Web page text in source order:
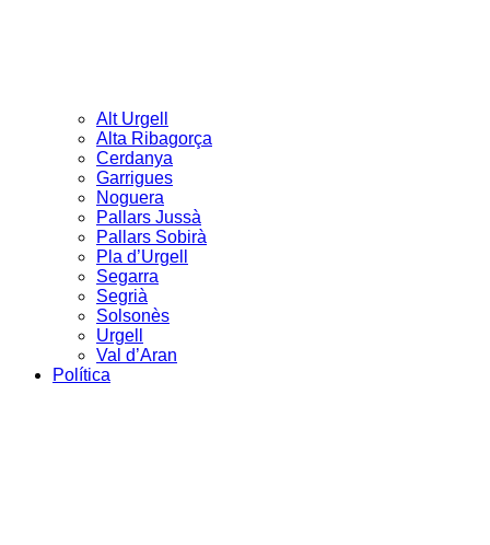
Alt Urgell
Alta Ribagorça
Cerdanya
Garrigues
Noguera
Pallars Jussà
Pallars Sobirà
Pla d’Urgell
Segarra
Segrià
Solsonès
Urgell
Val d’Aran
Política